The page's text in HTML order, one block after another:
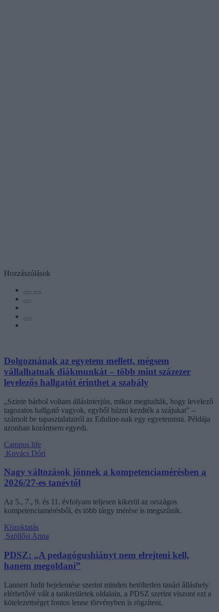
Hozzászólások
Dolgoznának az egyetem mellett, mégsem
vállalhatnak diákmunkát – több mint százezer
levelezős hallgatót érinthet a szabály
„Szinte bárhol voltam állásinterjún, mikor megtudták, hogy levelező
tagozatos hallgató vagyok, egyből húzni kezdték a szájukat” –
számolt be tapasztalatairól az Eduline-nak egy egyetemista. Példája
azonban korántsem egyedi.
Campus life
Kovács Dóri
Nagy változások jönnek a kompetenciamérésben a
2026/27-es tanévtől
Az 5., 7., 9. és 11. évfolyam teljesen kikerül az országos
kompetenciamérésből, és több tárgy mérése is megszűnik.
Közoktatás
Szöllősi Anna
PDSZ: „A pedagógushiányt nem elrejteni kell,
hanem megoldani”
Lannert Judit bejelentése szerint minden betöltetlen tanári álláshely
elérhetővé vált a tankerületek oldalain, a PDSZ szerint viszont ezt a
kötelezettséget fontos lenne törvényben is rögzíteni.